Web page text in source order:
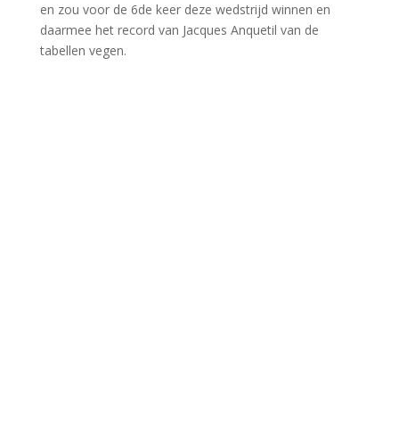
en zou voor de 6de keer deze wedstrijd winnen en
daarmee het record van Jacques Anquetil van de
tabellen vegen.